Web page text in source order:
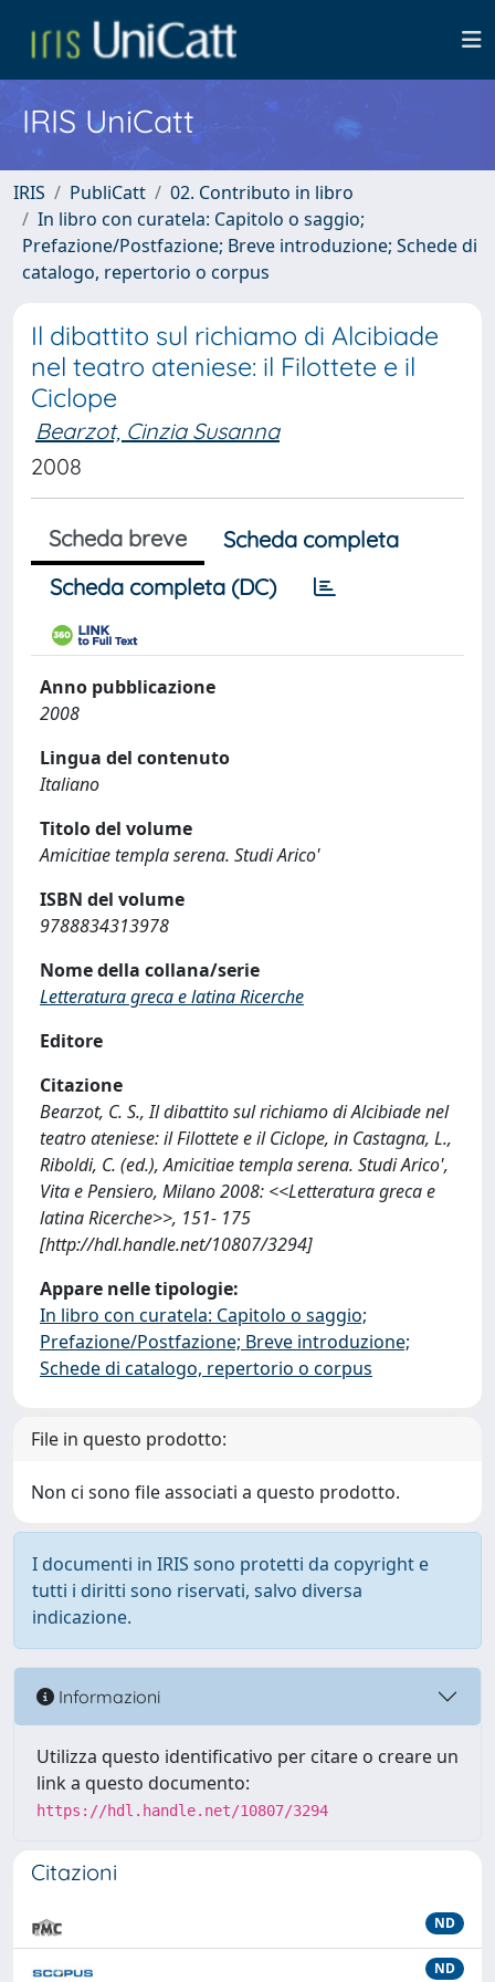
IRIS UniCatt
IRIS PubliCatt
02. Contributo in libro
In libro con curatela: Capitolo o saggio;
Prefazione/Postfazione; Breve introduzione; Schede di
catalogo, repertorio o corpus
Il dibattito sul richiamo di Alcibiade
nel teatro ateniese: il Filottete e il
Ciclope
Bearzot, Cinzia Susanna
2008
Scheda breve
Scheda completa
Scheda completa (DC)
Anno pubblicazione
2008
Lingua del contenuto
Italiano
Titolo del volume
Amicitiae templa serena. Studi Arico'
ISBN del volume
9788834313978
Nome della collana/serie
Letteratura greca e latina Ricerche
Editore
Citazione
Bearzot, C. S., Il dibattito sul richiamo di Alcibiade nel
teatro ateniese: il Filottete e il Ciclope, in Castagna, L.,
Riboldi, C. (ed.), Amicitiae templa serena. Studi Arico',
Vita e Pensiero, Milano 2008: <<Letteratura greca e
latina Ricerche>>, 151- 175
[http://hdl.handle.net/10807/3294]
Appare nelle tipologie:
In libro con curatela: Capitolo o saggio;
Prefazione/Postfazione; Breve introduzione;
Schede di catalogo, repertorio o corpus
File in questo prodotto:
Non ci sono file associati a questo prodotto.
I documenti in IRIS sono protetti da copyright e
tutti i diritti sono riservati, salvo diversa
indicazione.
Informazioni
Utilizza questo identificativo per citare o creare un
link a questo documento:
https://hdl.handle.net/10807/3294
Citazioni
ND
ND